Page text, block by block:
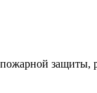
защиты,